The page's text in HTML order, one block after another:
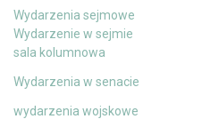
Wydarzenia sejmowe
Wydarzenie w sejmie
sala kolumnowa
Wydarzenia w senacie
wydarzenia wojskowe